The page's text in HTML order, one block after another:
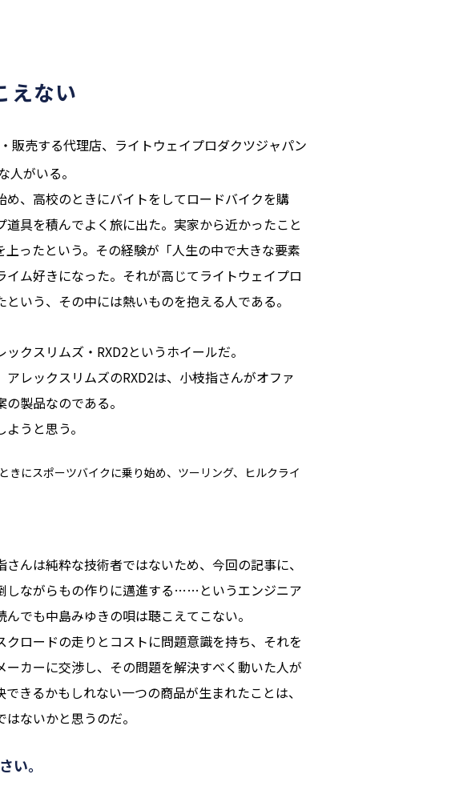
えない
販売する代理店、ライトウェイプロダクツジャパン
人がいる。
、高校のときにバイトをしてロードバイクを購
具を積んでよく旅に出た。実家から近かったこと
ったという。その経験が「人生の中で大きな要素
ム好きになった。それが高じてライトウェイプロ
いう、その中には熱いものを抱える人である。
クスリムズ・RXD2というホイールだ。
レックスリムズのRXD2は、小枝指さんがオファ
製品なのである。
うと思う。
きにスポーツバイクに乗り始め、ツーリング、ヒルクライ
んは純粋な技術者ではないため、今回の記事に、
しながらもの作りに邁進する……というエンジニア
でも中島みゆきの唄は聴こえてこない。
クロードの走りとコストに問題意識を持ち、それを
カーに交渉し、その問題を解決すべく動いた人が
きるかもしれない一つの商品が生まれたことは、
ないかと思うのだ。
い。